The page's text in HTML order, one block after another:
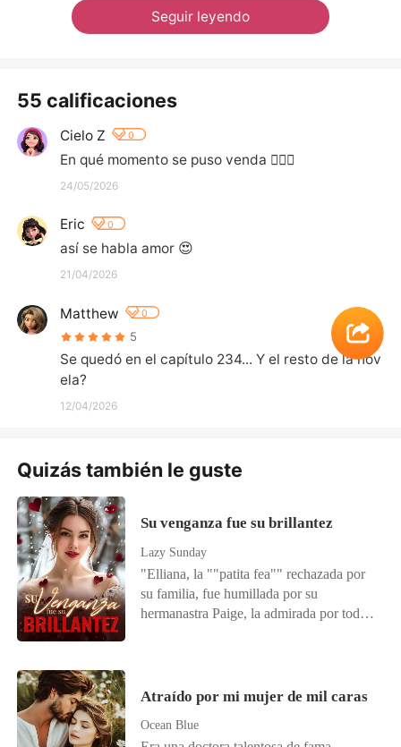
Seguir leyendo
55 calificaciones
Cielo Z 0
En qué momento se puso venda 🤷🏻‍♀️
24/05/2026
Eric 0
así se habla amor 😍
21/04/2026
Matthew 0
5
Se quedó en el capítulo 234... Y el resto de la nov
ela?
12/04/2026
Quizás también le guste
Su venganza fue su brillantez
Lazy Sunday
"Elliana, la ""patita fea"" rechazada por
su familia, fue humillada por su
hermanastra Paige, la admirada por todos,
atónitos, se preguntaron por qué había
esperaban que la despreciaran, Elliana
Atraído por mi mujer de mil caras
Ocean Blue